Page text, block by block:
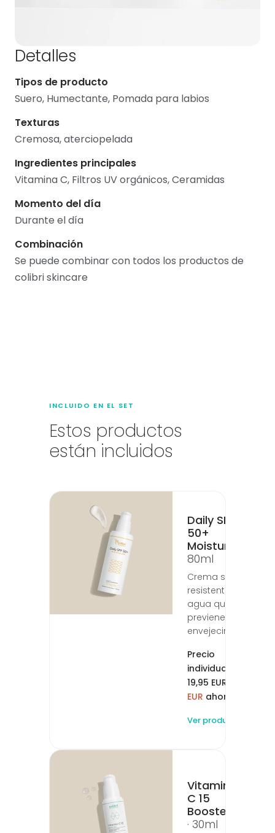
Detalles
Tipos de producto
Suero, Humectante, Pomada para labios
Texturas
Cremosa, aterciopelada
Ingredientes principales
Vitamina C, Filtros UV orgánicos, Ceramidas
Momento del día
Durante el día
Combinación
Se puede combinar con todos los productos de
colibri skincare
INCLUIDO EN EL SET
Estos productos
están incluidos
Daily SPF
50+
Moisturizer
80ml
Crema solar
resistente al
agua que
previene el
envejecimiento
Precio
individual:
19,95 EUR (
EUR ahorrado)
Ver producto
Vitamin
C 15
Booster
· 30ml